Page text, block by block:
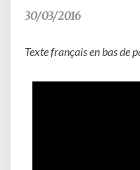
30/03/2016
Texte français en bas de